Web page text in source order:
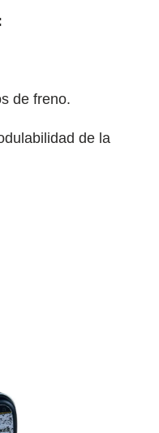
de freno.
de la